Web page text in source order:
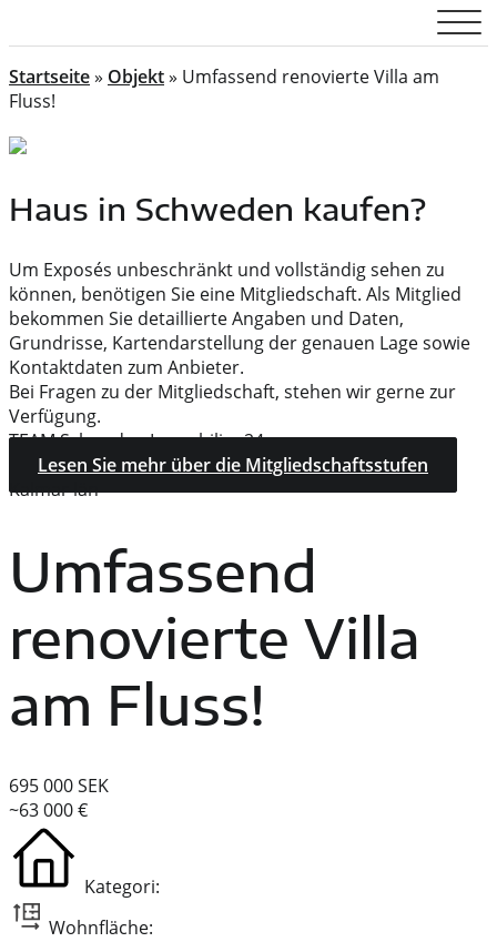
Startseite» Objekt» Umfassend renovierte Villa am
Fluss!
Haus in Schweden kaufen?
Um Exposés unbeschränkt und vollständig sehen zu
können, benötigen Sie eine Mitgliedschaft. Als Mitglied
bekommen Sie detaillierte Angaben und Daten,
Grundrisse, Kartendarstellung der genauen Lage sowie
Kontaktdaten zum Anbieter.
Bei Fragen zu der Mitgliedschaft, stehen wir gerne zur
Verfügung.
TEAM Schweden Immobilien24
Lesen Sie mehr über die Mitgliedschaftsstufen
Kalmar län
Umfassend
renovierte Villa
am Fluss!
695 000 SEK
~63 000 €
Kategori:
Wohnfläche: